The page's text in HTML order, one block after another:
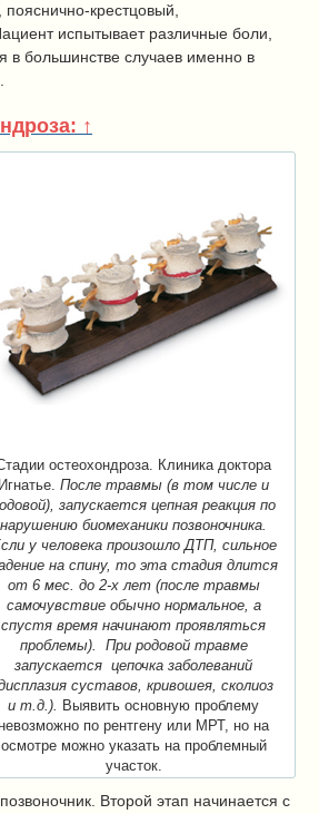
крестцовый,
испытывает различные боли,
в большинстве случаев именно в
↑
остеохондроза. Клиника доктора
Игнатье.После травмы (в том числе и
запускается цепная реакция по
нарушению биомеханики позвоночника.
у человека произошло ДТП, сильное
на спину, то эта стадия длится
от 6 мес. до 2-х лет (после травмы
самочувствие обычно нормальное, а
спустя время начинают проявляться
проблемы). При родовой травме
запускается цепочка заболеваний
суставов, кривошея, сколиоз
и т.д.). Выявить основную проблему
невозможно по рентгену или МРТ, но на
осмотре можно указать на проблемный
участок.
Второй этап начинается с